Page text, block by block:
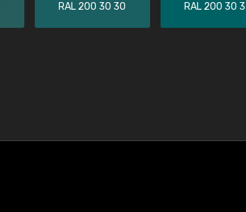
RAL 200 30 30 RAL 200 30